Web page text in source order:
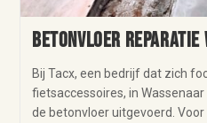
Betonvloer reparatie
Bij Tacx, een bedrijf dat zich
fietsaccessoires, in
de betonvloer uitgevoerd.